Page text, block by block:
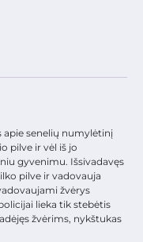
apie senelių numylėtinį
pilve ir vėl iš jo
gyvenimu. Išsivadavęs
pilve ir vadovauja
žvėrys
lieka tik stebėtis
žvėrims, nykštukas